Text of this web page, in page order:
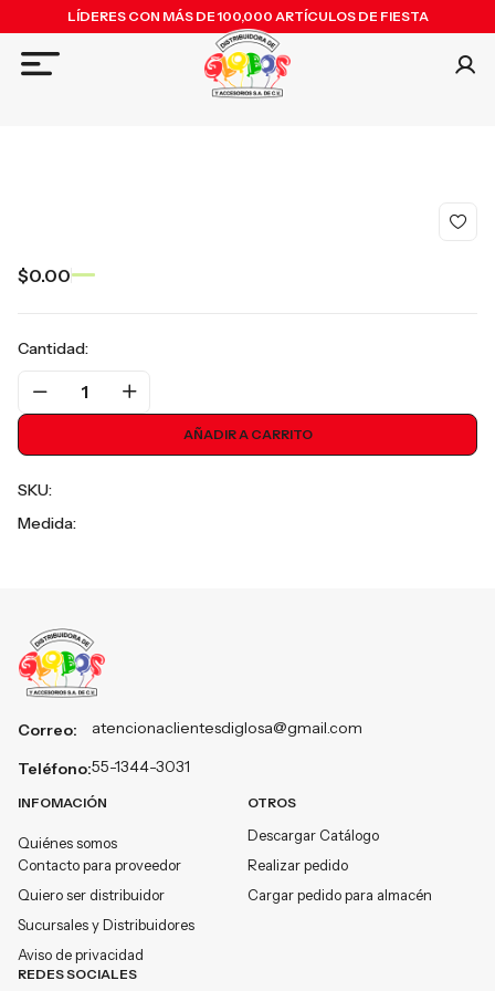
LÍDERES CON MÁS DE 100,000 ARTÍCULOS DE FIESTA
$0.00
Cantidad:
1
AÑADIR A CARRITO
SKU:
Medida:
Correo:
Teléfono:
atencionaclientesdiglosa@gmail.com
55-1344-3031
INFOMACIÓN
Quiénes somos
Contacto para proveedor
Quiero ser distribuidor
Sucursales y Distribuidores
Aviso de privacidad
OTROS
Descargar Catálogo
Realizar pedido
Cargar pedido para almacén
REDES SOCIALES